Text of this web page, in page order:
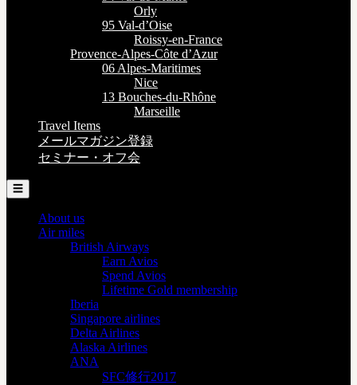
Orly
95 Val-d’Oise
Roissy-en-France
Provence-Alpes-Côte d’Azur
06 Alpes-Maritimes
Nice
13 Bouches-du-Rhône
Marseille
Travel Items
メールマガジン登録
セミナー・オフ会
☰
About us
Air miles
British Airways
Earn Avios
Spend Avios
Lifetime Gold membership
Iberia
Singapore airlines
Delta Airlines
Alaska Airlines
ANA
SFC修行2017